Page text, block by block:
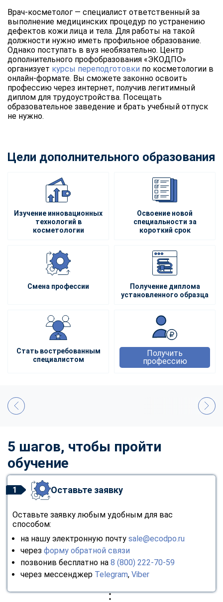
Врач-косметолог — специалист ответственный за
выполнение медицинских процедур по устранению
дефектов кожи лица и тела. Для работы на такой
должности нужно иметь профильное образование.
Однако поступать в вуз необязательно. Центр
дополнительного профобразования «ЭКОДПО»
организует курсы переподготовки по косметологии в
онлайн-формате. Вы сможете законно освоить
профессию через интернет, получив легитимный
диплом для трудоустройства. Посещать
образовательное заведение и брать учебный отпуск
не нужно.
Цели дополнительного образования
Изучение инновационных
технологий в
косметологии
Освоение новой
специальности за
короткий срок
Смена профессии
Получение диплома
установленного образца
Стать востребованным
специалистом
Получить
профессию
5 шагов, чтобы пройти
обучение
1 Оставьте заявку
Оставьте заявку любым удобным для вас
способом:
на нашу электронную почту sale@ecodpo.ru
через форму обратной связи
позвонив бесплатно на 8 (800) 222-70-59
через мессенджер Telegram, Viber